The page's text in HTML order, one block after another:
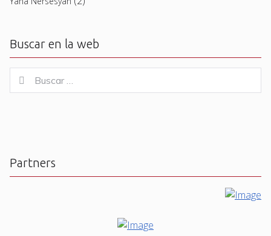
Buscar en la web
for:
Buscar
Partners